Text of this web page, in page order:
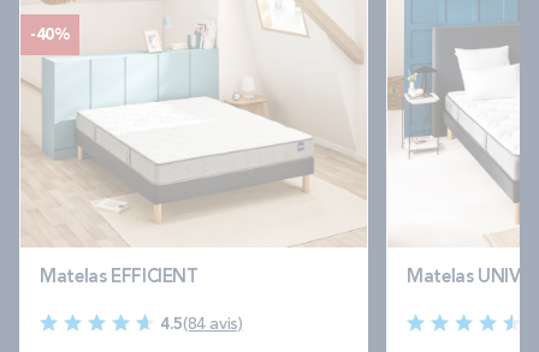
-40%
Matelas EFFICIENT
4.5(84 avis)
Matelas